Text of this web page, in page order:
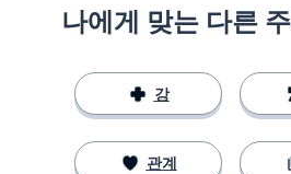
나에게 맞는 다른
강
관계